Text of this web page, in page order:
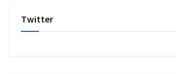
Twitter